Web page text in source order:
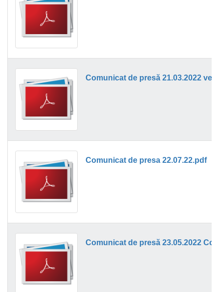
Comunicat de presa 22.07.22.pdf
Comunicat de presă 23.05.2022